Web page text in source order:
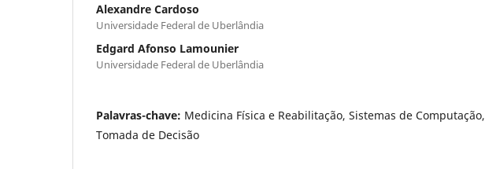
Alexandre Cardoso
Universidade Federal de Uberlândia
Edgard Afonso Lamounier
Universidade Federal de Uberlândia
Palavras-chave: Medicina Física e Reabilitação, Sistemas de Computação,
Tomada de Decisão